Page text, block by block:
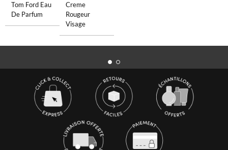
Tom Ford Eau
De Parfum
Creme
Rougeur
Visage